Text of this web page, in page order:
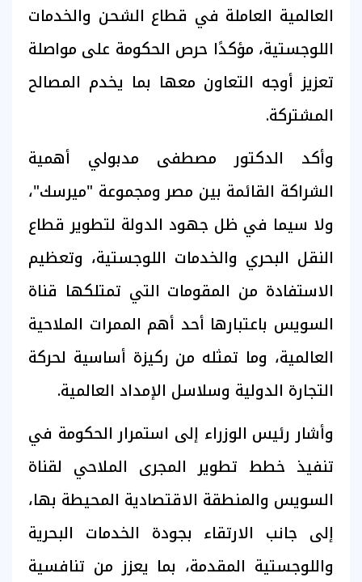
العالمية العاملة في قطاع الشحن والخدمات
اللوجستية، مؤكدًا حرص الحكومة على مواصلة
تعزيز أوجه التعاون معها بما يخدم المصالح
المشتركة.
وأكد الدكتور مصطفى مدبولي أهمية
الشراكة القائمة بين مصر ومجموعة "ميرسك"،
ولا سيما في ظل جهود الدولة لتطوير قطاع
النقل البحري والخدمات اللوجستية، وتعظيم
الاستفادة من المقومات التي تمتلكها قناة
السويس باعتبارها أحد أهم الممرات الملاحية
العالمية، وما تمثله من ركيزة أساسية لحركة
التجارة الدولية وسلاسل الإمداد العالمية.
وأشار رئيس الوزراء إلى استمرار الحكومة في
تنفيذ خطط تطوير المجرى الملاحي لقناة
السويس والمنطقة الاقتصادية المحيطة بها،
إلى جانب الارتقاء بجودة الخدمات البحرية
واللوجستية المقدمة، بما يعزز من تنافسية